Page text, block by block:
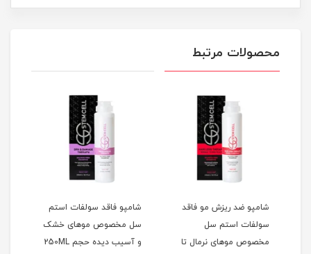
محصولات مرتبط
شامپو ضد ریزش مو فاقد
سولفات استم سل
مخصوص موهای نرمال تا
شامپو فاقد سولفات استم
سل مخصوص موهای خشک
و آسیب دیده حجم 250ML